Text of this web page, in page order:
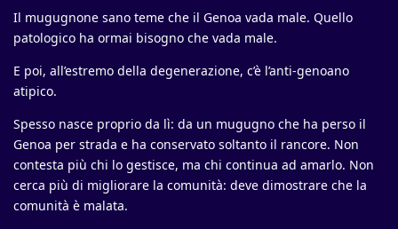
Il mugugnone sano teme che il Genoa vada male. Quello
patologico ha ormai bisogno che vada male.
E poi, all’estremo della degenerazione, c’è l’anti-genoano
atipico.
Spesso nasce proprio da lì: da un mugugno che ha perso il
Genoa per strada e ha conservato soltanto il rancore. Non
contesta più chi lo gestisce, ma chi continua ad amarlo. Non
cerca più di migliorare la comunità: deve dimostrare che la
comunità è malata.